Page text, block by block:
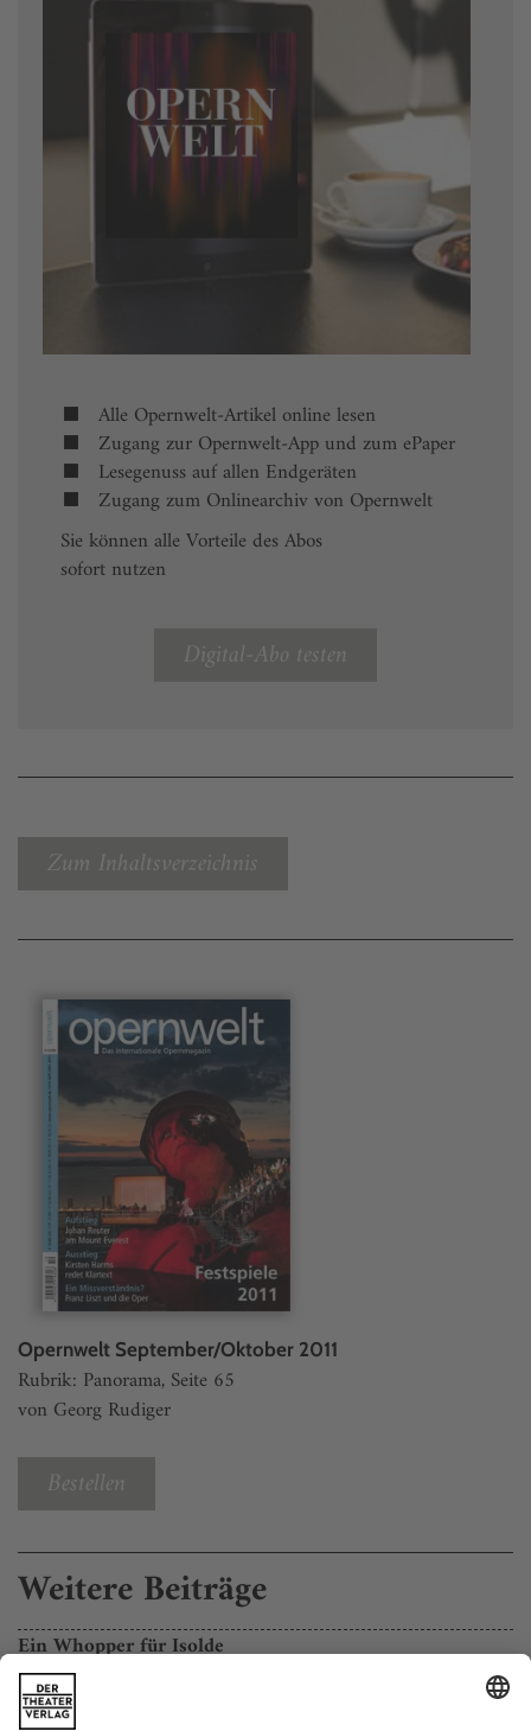
Alle Opernwelt-Artikel online lesen
Zugang zur Opernwelt-App und zum ePaper
Lesegenuss auf allen Endgeräten
Zugang zum Onlinearchiv von Opernwelt
Sie können alle Vorteile des Abos
sofort nutzen
Digital-Abo testen
Zum Inhaltsverzeichnis
Opernwelt September/Oktober 2011
Rubrik: Panorama, Seite 65
von Georg Rudiger
Bestellen
Weitere Beiträge
Ein Whopper für Isolde
Kleine Häuser ganz groß: Der Journalist Ralph Bollmann bereist die
deutsche Opernprovinz